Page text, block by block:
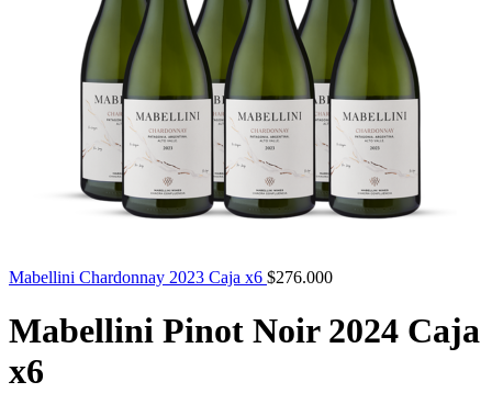
Mabellini Chardonnay 2023 Caja x6 $276.000
Mabellini Pinot Noir 2024 Caja
x6